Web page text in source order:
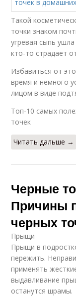
Такой
точки знаком
угревая сыпь
кто-то страдает
Избавиться от
время и немного
лицом в виде
Топ-10 самых
точек
Читать дальше →
Черные
Причины
черных
Прыщи
Прыщи в
пережить.
применять
выдавливание
останутся шрамы.